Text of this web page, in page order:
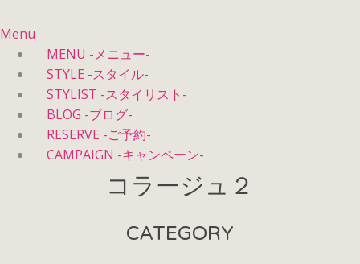
Menu
MENU -メニュー-
STYLE -スタイル-
STYLIST -スタイリスト-
BLOG -ブログ-
RESERVE -ご予約-
CAMPAIGN -キャンペーン-
コラージュ２
CATEGORY